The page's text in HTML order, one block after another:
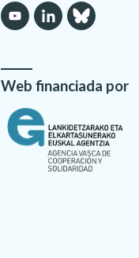
Web financiada por